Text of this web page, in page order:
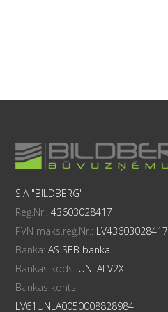
SIA "BILDBERG"
Reģ.Nr.: 43603028417
PVN maks.reģ.Nr.: LV43603028417
Banka: AS SEB banka
Bankas kods: UNLALV2X
Bankas konts:
LV61UNLA0050008828984